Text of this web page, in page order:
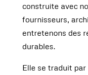
construite avec
fournisseurs,
entretenons des
durables.
Elle se traduit